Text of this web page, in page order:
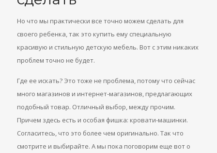
Но что мы практически все точно можем сделать для
своего ребенка, так это купить ему специальную
красивую и стильную детскую мебель. Вот с этим никаких
проблем точно не будет.
Где ее искать? Это тоже не проблема, потому что сейчас
много магазинов и интернет-магазинов, предлагающих
подобный товар. Отличный выбор, между прочим.
Причем здесь есть и особая фишка: кровати-машинки.
Согласитесь, что это более чем оригинально. Так что
смотрите и выбирайте. А мы пока поговорим еще вот о